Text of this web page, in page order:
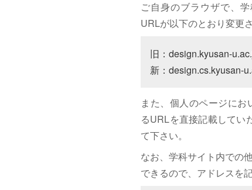
ご自身のブラウザで、
URLが以下のとおり変更
旧：design.kyusan-
新：design.cs.kyusan-
また、個人のページにお
るURLを直接記載してい
て下さい。
なお、学科サイト内での
できるので、アドレスを